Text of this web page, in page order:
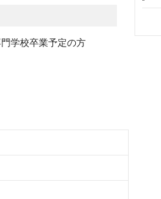
学校卒業予定の方